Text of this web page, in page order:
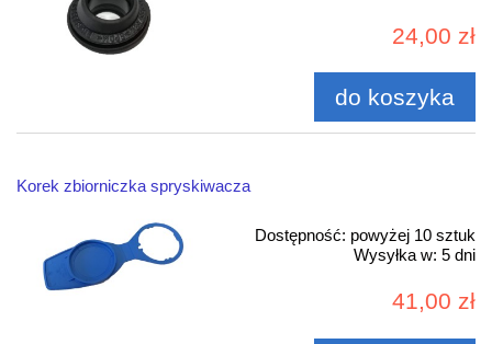
24,00 zł
do koszyka
Korek zbiorniczka spryskiwacza
Dostępność: powyżej 10 sztuk
Wysyłka w: 5 dni
41,00 zł